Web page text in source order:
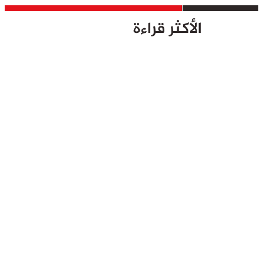
الأكثر قراءة